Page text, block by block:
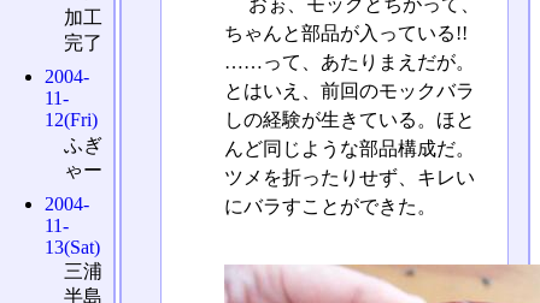
おぉ、モックとちがって、
ちゃんと部品が入っている!!
……って、あたりまえだが。
とはいえ、前回のモックバラ
しの経験が生きている。ほと
んど同じような部品構成だ。
ツメを折ったりせず、キレい
にバラすことができた。
加工
完了
2004-
11-
12(Fri)
ふぎ
ゃー
2004-
11-
13(Sat)
三浦
半島